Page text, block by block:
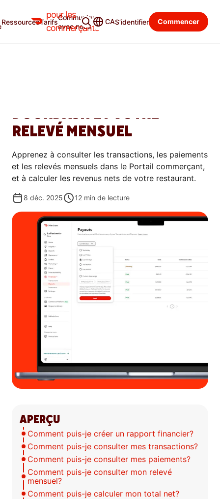
pour les
commerçants
RessourcesTarifs
Communiquer
avec nous
CAS’identifier Commencer
Centre d’apprentissage Catégories
DOORDASH ET VOTRE
RELEVÉ MENSUEL
Apprenez à consulter les transactions, les paiements
et les relevés mensuels dans le Portail commerçant,
et à calculer les revenus nets de votre restaurant.
8 déc. 2025 12 min de lecture
APERÇU
Comment puis-je créer un rapport financier?
Comment puis-je consulter mes transactions?
Comment puis-je consulter mes paiements?
Comment puis-je consulter mon relevé
mensuel?
Comment puis-je calculer mon total net?